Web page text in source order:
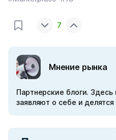
7
Мнение рынка
Партнерские блоги.
заявляют о себе и